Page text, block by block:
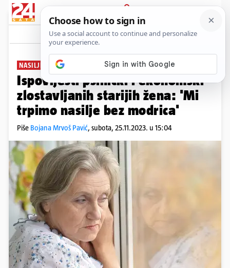
PRIJAVA
News Komentari
NASILJE NAD ŽENAMA RASTE
Ispovijesti psihički i ekonomski
zlostavljanih starijih žena: 'Mi
trpimo nasilje bez modrica'
Piše Bojana Mrvoš Pavić, subota, 25.11.2023. u 15:04